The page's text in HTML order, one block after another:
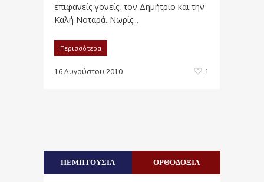
επιφανείς γονείς, τον Δημήτριο και την
Καλή Νοταρά. Νωρίς...
Περισσότερα
16 Αυγούστου 2010 1
ΠΕΜΠΤΟΥΣΙΑ ΟΡΘΟΔΟΞΙΑ